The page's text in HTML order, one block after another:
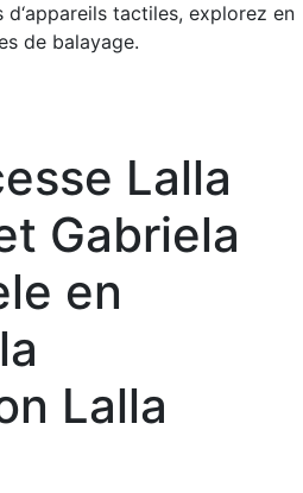
tactiles, explorez en
de balayage.
Lalla
Gabriela
en
Lalla